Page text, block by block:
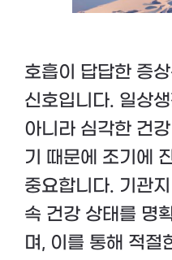
호흡이 답답한 증
신호입니다. 일상
아니라 심각한 건
기 때문에 조기에
중요합니다. 기관
속 건강 상태를 명
며, 이를 통해 적절